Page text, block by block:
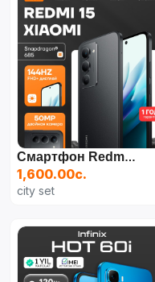
Смартфон Redmi 15
1,600.00с.
city set